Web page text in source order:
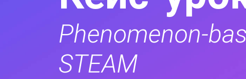
Phenomenon-
STEAM